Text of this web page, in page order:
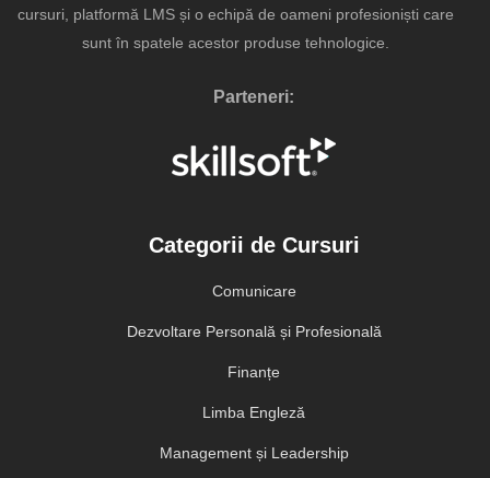
cursuri, platformă LMS și o echipă de oameni profesioniști care
sunt în spatele acestor produse tehnologice.
Parteneri:
Categorii de Cursuri
Comunicare
Dezvoltare Personală și Profesională
Finanțe
Limba Engleză
Management și Leadership